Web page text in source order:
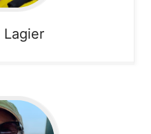
Lagier